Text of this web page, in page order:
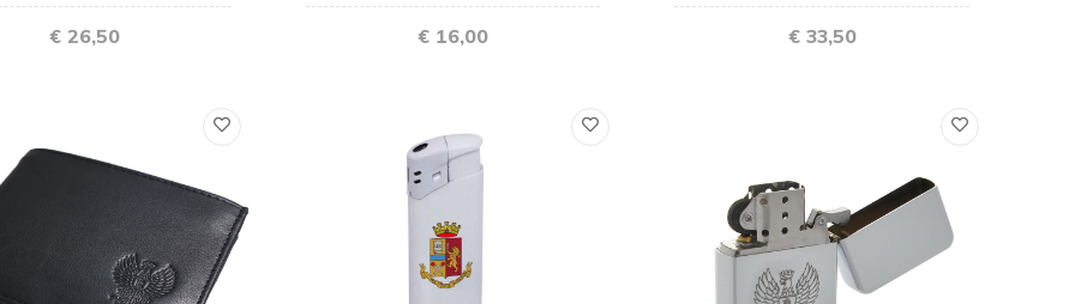
€ 26,50 € 16,00 € 33,50